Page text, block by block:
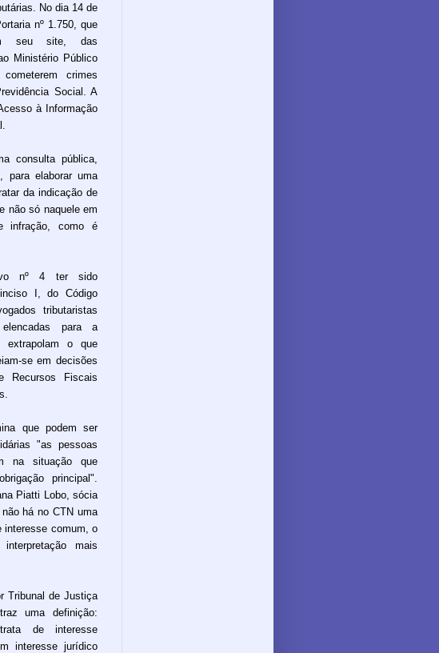
No dia 14 de
nº 1.750, que
seu site, das
Ministério Público
crimes
Social. A
à Informação
consulta pública,
para elaborar uma
da indicação de
não só naquele em
infração, como é
nº 4 ter sido
I, do Código
tributaristas
para a
extrapolam o que
se em decisões
Recursos Fiscais
que podem ser
"as pessoas
na situação que
principal".
Piatti Lobo, sócia
há no CTN uma
interesse comum, o
mais
Tribunal de Justiça
uma definição:
de interesse
interesse jurídico